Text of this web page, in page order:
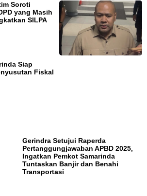
Soroti
yang Masih
SILPA
Siap
Fiskal
Gerindra Setujui Raperda
Pertanggungjawaban APBD 2025,
Ingatkan Pemkot Samarinda
Tuntaskan Banjir dan Benahi
Transportasi